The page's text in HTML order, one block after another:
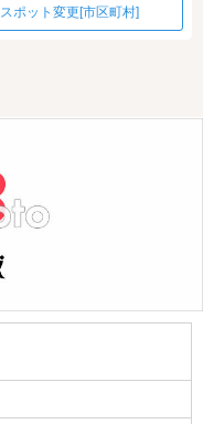
スポット変更[市区町村]